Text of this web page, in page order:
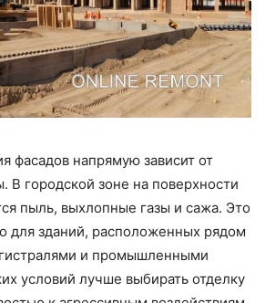
фасадов напрямую зависит от
городской зоне на поверхности
пыль, выхлопные газы и сажа. Это
для зданий, расположенных рядом
и промышленными
условий лучше выбирать отделку